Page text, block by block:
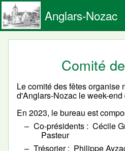
Anglars-Nozac
Comité
Le comité des fêtes organise
d'Anglars-Nozac le week-
En 2023, le bureau est
Co-présidents
Cécile
Pasteur
Trésorier
Philippe